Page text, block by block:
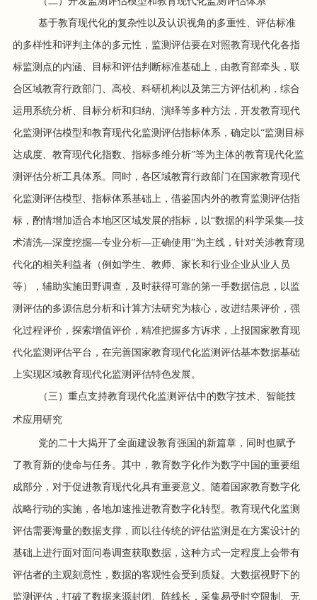
基于教育现代化的复杂性以及认识视角的多重性、评估标准
的多样性和评判主体的多元性，监测评估要在对照教育现代化各指
标监测点的内涵、目标和评估判断标准基础上，由教育部牵头，联
合区域教育行政部门、高校、科研机构以及第三方评估机构，综合
运用系统分析、目标分析和归纳、演绎等多种方法，开发教育现代
化监测评估模型和教育现代化监测评估指标体系，确定以“监测目标
达成度、教育现代化指数、指标多维分析”等为主体的教育现代化监
测评估分析工具体系。同时，各区域教育行政部门在国家教育现代
化监测评估模型、指标体系基础上，借鉴国内外的教育监测评估指
标，酌情增加适合本地区区域发展的指标，以“数据的科学采集—技
术清洗—深度挖掘—专业分析—正确使用”为主线，针对关涉教育现
代化的相关利益者（例如学生、教师、家长和行业企业从业人员
等），辅助实施田野调查，及时获得可靠的第一手数据信息，以监
测评估的多源信息分析和计算方法研究为核心，改进结果评价，强
化过程评价，探索增值评价，精准把握多方诉求，上报国家教育现
代化监测评估平台，在完善国家教育现代化监测评估基本数据基础
上实现区域教育现代化监测评估特色发展。
（三）重点支持教育现代化监测评估中的数字技术、智能技
术应用研究
党的二十大揭开了全面建设教育强国的新篇章，同时也赋予
了教育新的使命与任务。其中，教育数字化作为数字中国的重要组
成部分，对于促进教育现代化具有重要意义。随着国家教育数字化
战略行动的实施，各地加速推进教育数字化转型。教育现代化监测
评估需要海量的数据支撑，而以往传统的评估监测是在方案设计的
基础上进行面对面问卷调查获取数据，这种方式一定程度上会带有
评估者的主观刻意性，数据的客观性会受到质疑。大数据视野下的
监测评估，打破了数据来源封闭、阵线长，采集易受时空限制、无